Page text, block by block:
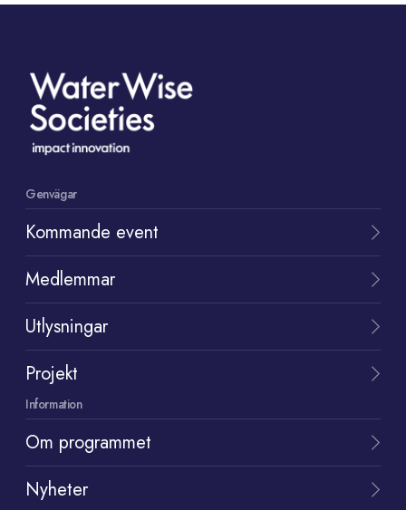
Genvägar
Kommande event
Medlemmar
Utlysningar
Projekt
Information
Om programmet
Nyheter